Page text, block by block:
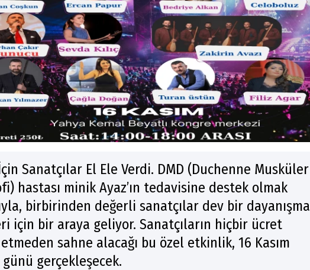
Sanatçılar El Ele Verdi. DMD (Duchenne Musküler
hastası minik Ayaz’ın tedavisine destek olmak
birbirinden değerli sanatçılar dev bir dayanışma
için bir araya geliyor. Sanatçıların hiçbir ücret
sahne alacağı bu özel etkinlik, 16 Kasım
günü gerçekleşecek.